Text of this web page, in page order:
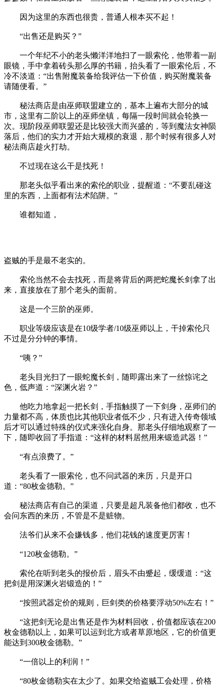
因为这里的东西也很贵，普通人根本买不起！
“出售还是购买？”
一个年纪不小的老头懒洋洋地扫了一眼索伦，他带着一副
眼镜，手中拿着砖头那么厚的书籍，抬头看了一眼索伦后，不
冷不淡道：“出售附魔装备给我评估一下价值，购买附魔装备
请随便看。”
秘法商店是由巫师联盟建立的，基本上遍布大部分的城
市，这里有二阶以上的巫师坐镇，每隔一段时间就会轮换一
次。现阶段巫师联盟还是比较强大而兴盛的，等到魔法女神陨
落后，他们的实力才开始大规模的衰退，那个时候有很多人对
秘法商店趁火打劫。
不过现在这么干是找死！
那老头似乎看出来的索伦的职业，提醒道：“不要乱碰这
里的东西，上面都有法术陷阱。”
谁都知道，
盗贼的手是最不老实的。
索伦当然不会去找死，而是将背后的两把蛇魔长剑拿了出
来，直接放在了那个老头的面前。
这是一个三阶的巫师。
职业等级应该是在10级学者/10级巫师以上，干掉索伦只
不过是分分钟的事情。
“咦？”
老头目光扫了一眼蛇魔长剑，随即露出来了一丝惊诧之
色，低声道：“深渊火岩？”
他吃力地拿起一把长剑，手指触摸了一下剑身，巫师们的
力量都不高，体质也比其他职业者低不少，只有进入传奇领域
后才可以通过特殊的仪式来强化自身。那老头仔细地观察了一
下，随即收回了手指道：“这样的材料居然用来锻造武器！”
“有点浪费了。”
老头看了一眼索伦，也不问武器的来历，只是开口
道：“80枚金德勒。”
秘法商店有自己的渠道，只要是超凡装备他们都收，也不
会问东西的来历，不管是不是赃物。
法爷们从来不会嫌钱多，他们花钱的速度更厉害！
“120枚金德勒。”
索伦在听到老头的报价后，眉头不由蹙起，缓缓道：“这
把剑是用深渊火岩锻造的！”
“按照武器定价的规则，巨剑类的价格要浮动50%左右！”
“这把剑无论是出售还是作为材料回收，价值都应该在200
枚金德勒以上，如果可以运到北方或者草原地区，它的价值更
能达到300枚金德勒。”
“一倍以上的利润！”
“80枚金德勒实在太少了。如果交给盗贼工会处理，价格